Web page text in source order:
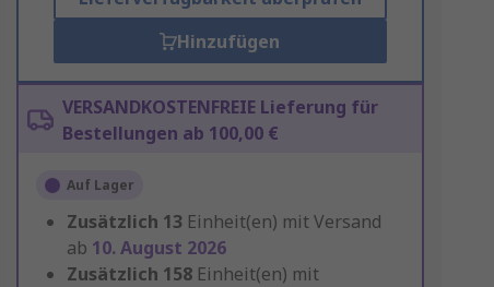
Hinzufügen
VERSANDKOSTENFREIE Lieferung für
Bestellungen ab 100,00 €
Auf Lager
Zusätzlich 13 Einheit(en) mit Versand
ab 10. August 2026
Zusätzlich 158 Einheit(en) mit